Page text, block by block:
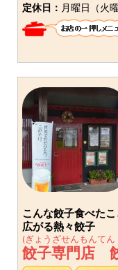
定休日： 月曜日（火
こんな餃子食べた
広がる熱々餃子
(ぎょうざせんもんて
餃子専門店